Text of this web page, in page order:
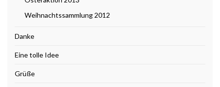
Weihnachtssammlung 2012
Danke
Eine tolle Idee
Grüße